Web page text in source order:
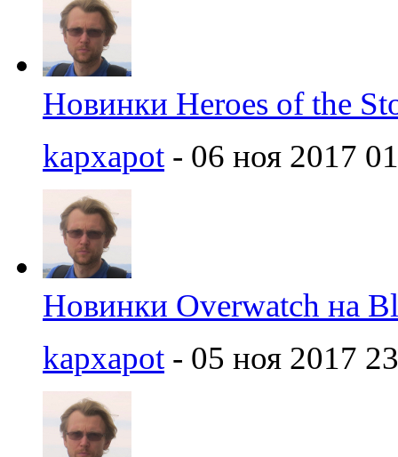
Новинки Heroes of the
kapxapot - 06 ноя 2017
Новинки Overwatch на
kapxapot - 05 ноя 2017